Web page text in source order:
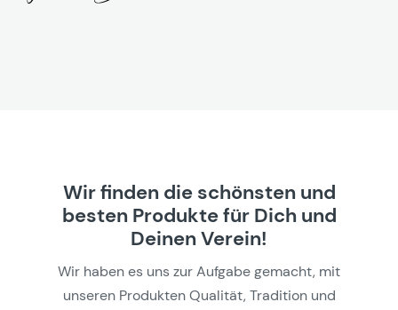
Wir finden die schönsten und
besten Produkte für Dich und
Deinen Verein!
Wir haben es uns zur Aufgabe gemacht, mit
unseren Produkten Qualität, Tradition und